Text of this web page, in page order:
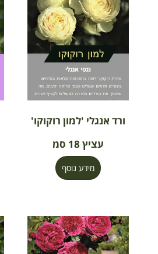
ורד אנגלי 'למון רוקוקו'
עציץ 18 סמ
מידע נוסף